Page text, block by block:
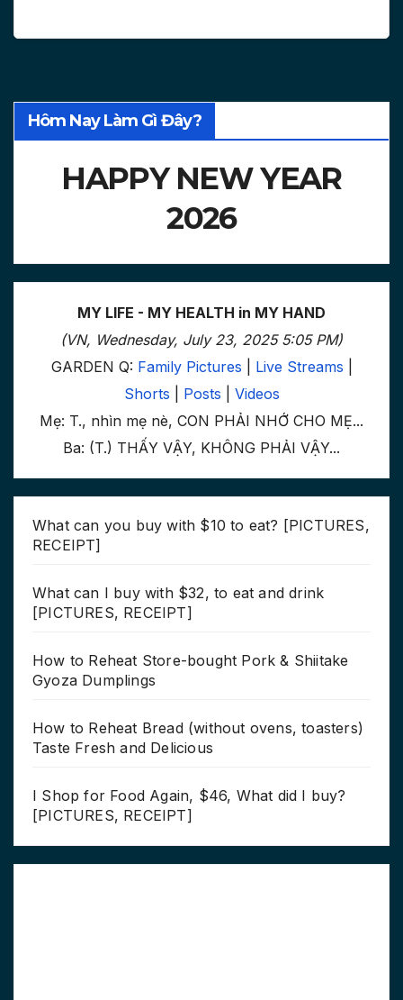
Hôm Nay Làm Gì Đây?
HAPPY NEW YEAR
2026
MY LIFE - MY HEALTH in MY HAND
(VN, Wednesday, July 23, 2025 5:05 PM)
GARDEN Q: Family Pictures Live Streams
Shorts
Posts
Videos
Mẹ: T., nhìn mẹ nè, CON PHẢI NHỚ CHO MẸ...
Ba: (T.) THẤY VẬY, KHÔNG PHẢI VẬY...
What can you buy with $10 to eat? [PICTURES,
RECEIPT]
What can I buy with $32, to eat and drink
[PICTURES, RECEIPT]
How to Reheat Store-bought Pork & Shiitake
Gyoza Dumplings
How to Reheat Bread (without ovens, toasters)
Taste Fresh and Delicious
I Shop for Food Again, $46, What did I buy?
[PICTURES, RECEIPT]